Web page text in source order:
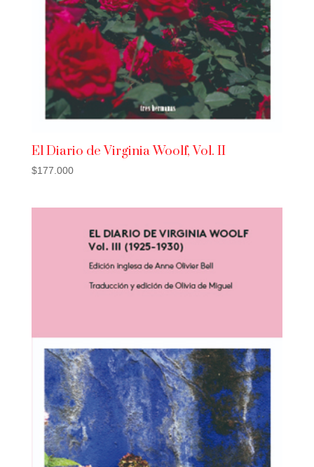
El Diario de Virginia Woolf, Vol. II
$177.000